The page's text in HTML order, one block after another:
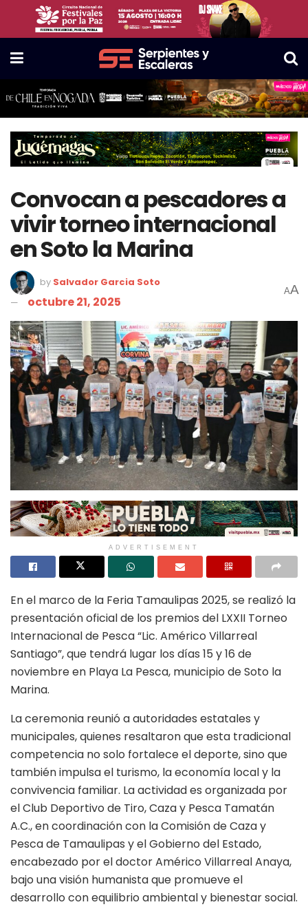
Convocan a pescadores a
vivir torneo internacional
en Soto la Marina
by Salvador Garcia Soto
octubre 21, 2025
AA
ADVERTISEMENT
En el marco de la Feria Tamaulipas 2025, se realizó la
presentación oficial de los premios del LXXII Torneo
Internacional de Pesca “Lic. Américo Villarreal
Santiago”, que tendrá lugar los días 15 y 16 de
noviembre en Playa La Pesca, municipio de Soto la
Marina.
La ceremonia reunió a autoridades estatales y
municipales, quienes resaltaron que esta tradicional
competencia no solo fortalece el deporte, sino que
también impulsa el turismo, la economía local y la
convivencia familiar. La actividad es organizada por
el Club Deportivo de Tiro, Caza y Pesca Tamatán
A.C., en coordinación con la Comisión de Caza y
Pesca de Tamaulipas y el Gobierno del Estado,
encabezado por el doctor Américo Villarreal Anaya,
bajo una visión humanista que promueve el
desarrollo con equilibrio ambiental y bienestar social.